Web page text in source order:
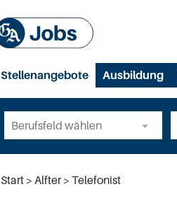
Stellenangebote Ausbildung
Start Alfter Telefonist